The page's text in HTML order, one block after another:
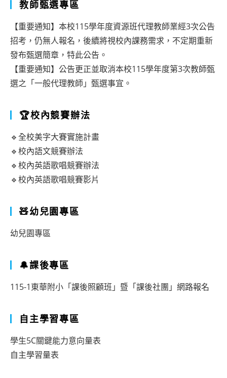
教師甄選專區
【重要通知】本校115學年度資源班代理教師業經3次公告
招考，仍無人報名，後續將視校內課務需求，不定期重新
發布甄選簡章，特此公告。
【重要通知】公告更正並取消本校115學年度第3次教師甄
選之「一般代理教師」甄選事宜。
🏆校內競賽辦法
🔹全校美字大賽實施計畫
🔹校內語文競賽辦法
🔹校內英語歌唱競賽辦法
🔹校內英語歌唱競賽影片
🧸幼兒園專區
幼兒園專區
🔔課後專區
115-1東華附小「課後照顧班」暨「課後社團」網路報名
自主學習專區
學生5C關鍵能力意向量表
自主學習量表